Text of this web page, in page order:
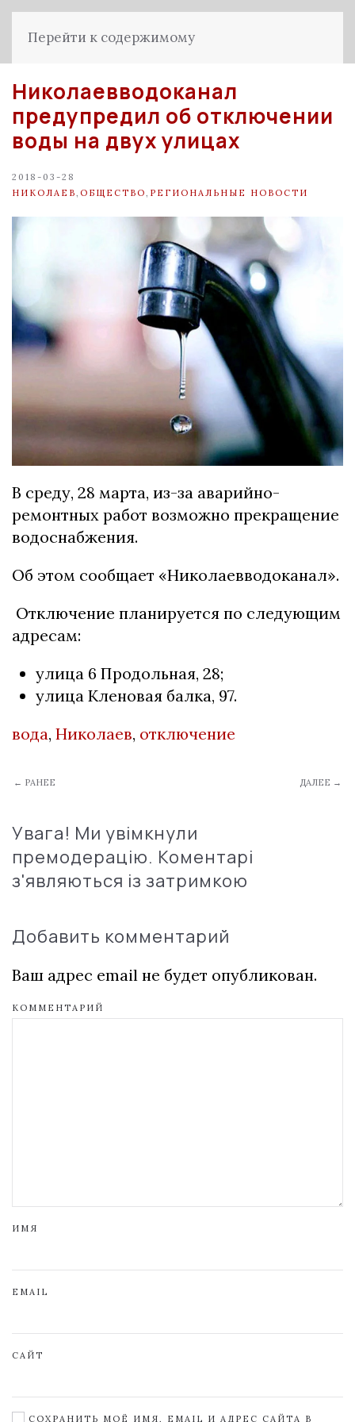
Перейти к содержимому
Николаевводоканал
предупредил об отключении
воды на двух улицах
2018-03-28
НИКОЛАЕВ ОБЩЕСТВО РЕГИОНАЛЬНЫЕ НОВОСТИ
В среду, 28 марта, из-за аварийно-
ремонтных работ возможно прекращение
водоснабжения.
Об этом сообщает «Николаевводоканал».
Отключение планируется по следующим
адресам:
улица 6 Продольная, 28;
улица Кленовая балка, 97.
вода, Николаев, отключение
← РАНЕЕ ДАЛЕЕ →
Увага! Ми увімкнули
премодерацію. Коментарі
з'являються із затримкою
Добавить комментарий
Ваш адрес email не будет опубликован.
КОММЕНТАРИЙ
ИМЯ
EMAIL
САЙТ
СОХРАНИТЬ МОЁ ИМЯ, EMAIL И АДРЕС САЙТА В